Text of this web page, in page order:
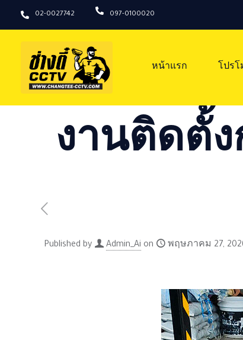
02-0027742 097-0100020
หน้าแรก โปร
งานติดตั้ง
Published by Admin_Ai on พฤษภาคม 27,